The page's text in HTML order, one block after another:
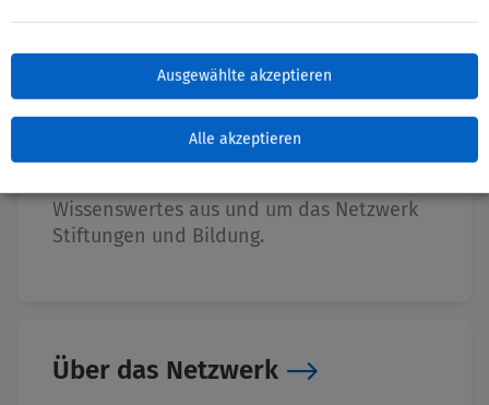
Ausgewählte akzeptieren
Alle akzeptieren
Wissenscenter
Wissenswertes aus und um das Netzwerk
Stiftungen und Bildung.
Über das Netzwerk